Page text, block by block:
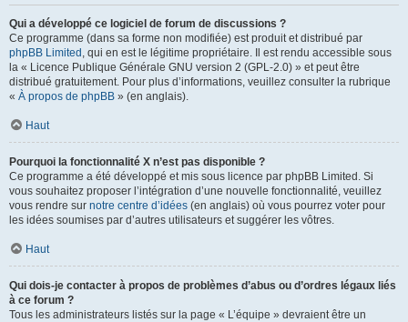
Qui a développé ce logiciel de forum de discussions ?
Ce programme (dans sa forme non modifiée) est produit et distribué par
phpBB Limited , qui en est le légitime propriétaire. Il est rendu accessible sous
la « Licence Publique Générale GNU version 2 (GPL-2.0) » et peut être
distribué gratuitement. Pour plus d’informations, veuillez consulter la rubrique
« À propos de phpBB » (en anglais).
Haut
Pourquoi la fonctionnalité X n’est pas disponible ?
Ce programme a été développé et mis sous licence par phpBB Limited. Si
vous souhaitez proposer l’intégration d’une nouvelle fonctionnalité, veuillez
vous rendre sur notre centre d’idées (en anglais) où vous pourrez voter pour
les idées soumises par d’autres utilisateurs et suggérer les vôtres.
Haut
Qui dois-je contacter à propos de problèmes d’abus ou d’ordres légaux liés
à ce forum ?
Tous les administrateurs listés sur la page « L’équipe » devraient être un